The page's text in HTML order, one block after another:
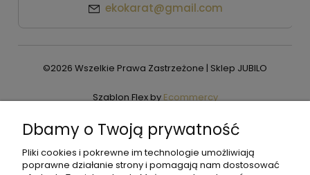
ekokarat@gmail.com
©2026 Wszelkie Prawa Zastrzeżone | Sklep JUBILO
Szablon Flex byEcommercy
Pokaż pełną wersję strony
Dbamy o Twoją prywatność
Pliki cookies i pokrewne im technologie umożliwiają
poprawne działanie strony i pomagają nam dostosować